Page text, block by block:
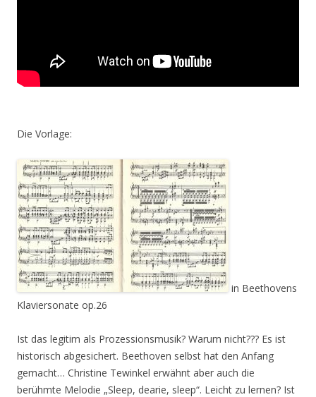
Die Vorlage:
in Beethovens
Klaviersonate op.26
Ist das legitim als Prozessionsmusik? Warum nicht??? Es ist
historisch abgesichert. Beethoven selbst hat den Anfang
gemacht… Christine Tewinkel erwähnt aber auch die
berühmte Melodie „Sleep, dearie, sleep“. Leicht zu lernen? Ist